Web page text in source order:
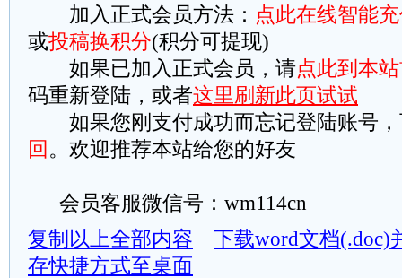
加入正式会员方法： 点此在线智能
或投稿换积分(积分可提现)
如果已加入正式会员，请点此到本
码重新登陆，或者这里刷新此页试试
如果您刚支付成功而忘记登陆账号，
回 。欢迎推荐本站给您的好友
会员客服微信号：wm114cn
复制以上全部内容
下载word文档(.doc)
存快捷方式至桌面